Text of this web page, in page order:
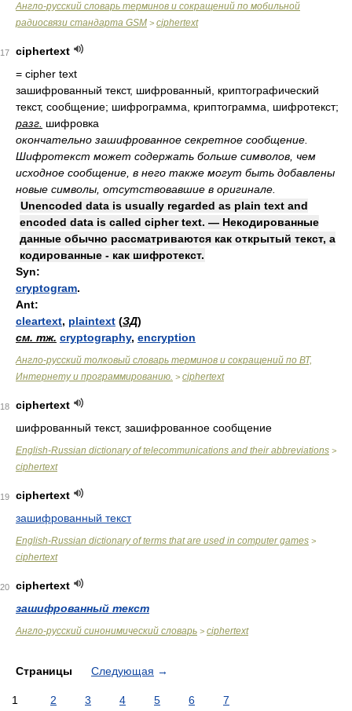
Англо-русский cловарь терминов и сокращений по мобильной
радиосвязи стандарта GSM > ciphertext
17
ciphertext
= cipher text
зашифрованный текст, шифрованный, криптографический
текст, сообщение; шифрограмма, криптограмма, шифротекст;
разг. шифровка
окончательно зашифрованное секретное сообщение.
Шифротекст может содержать больше символов, чем
исходное сообщение, в него также могут быть добавлены
новые символы, отсутствовавшие в оригинале.
Unencoded data is usually regarded as plain text and
encoded data is called cipher text. — Некодированные
данные обычно рассматриваются как открытый текст, а
кодированные - как шифротекст.
Syn:
cryptogram.
Ant:
cleartext, plaintext (ЗД)
см. тж. cryptography, encryption
Англо-русский толковый словарь терминов и сокращений по ВТ,
Интернету и программированию. > ciphertext
18
ciphertext
шифрованный текст, зашифрованное сообщение
English-Russian dictionary of telecommunications and their abbreviations >
ciphertext
19
ciphertext
зашифрованный текст
English-Russian dictionary of terms that are used in computer games >
ciphertext
20
ciphertext
зашифрованный текст
Англо-русский синонимический словарь > ciphertext
Страницы Следующая →
1 2 3 4 5 6 7